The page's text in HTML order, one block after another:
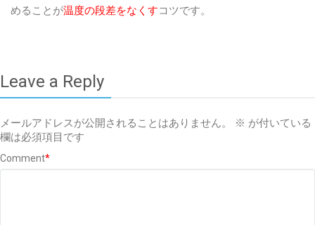
めることが温度の段差をなくすコツです。
Leave a Reply
メールアドレスが公開されることはありません。 ※ が付いている
欄は必須項目です
Comment*